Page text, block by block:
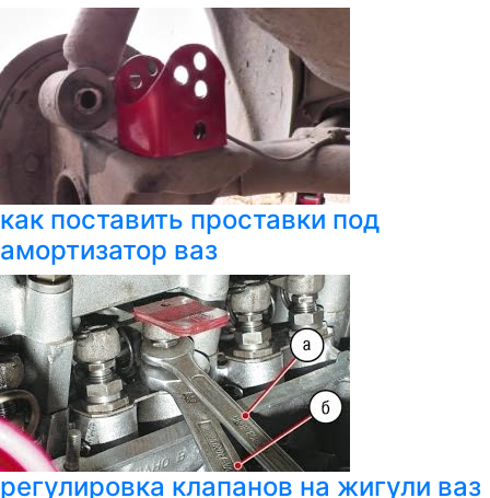
как поставить проставки под
амортизатор ваз
регулировка клапанов на жигули ваз